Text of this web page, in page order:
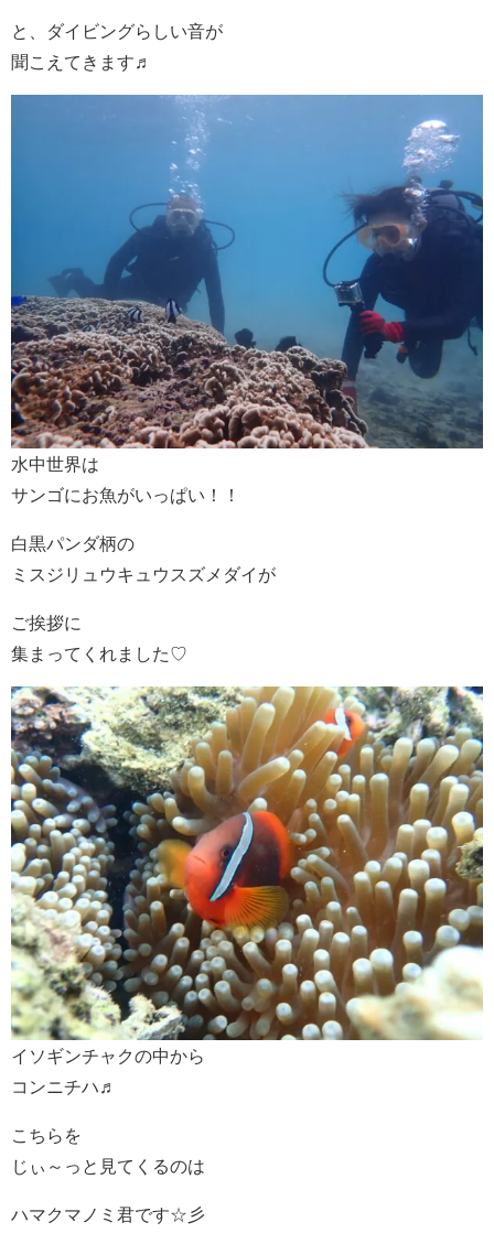
と、ダイビングらしい音が
聞こえてきます♬
水中世界は
サンゴにお魚がいっぱい！！
白黒パンダ柄の
ミスジリュウキュウスズメダイが
ご挨拶に
集まってくれました♡
イソギンチャクの中から
コンニチハ♬
こちらを
じぃ～っと見てくるのは
ハマクマノミ君です☆彡